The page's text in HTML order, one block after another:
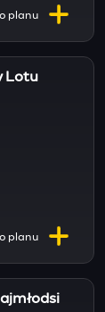
planu
Lotu
planu